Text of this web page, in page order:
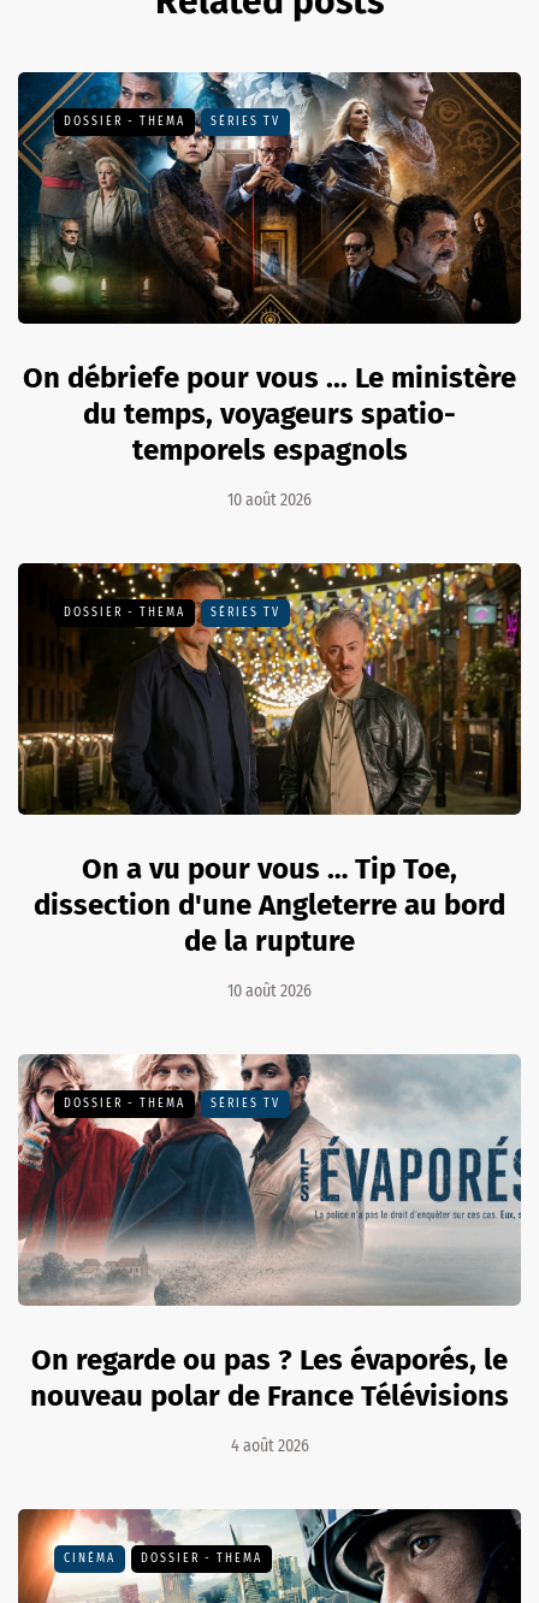
DOSSIER - THEMA SÉRIES TV
On débriefe pour vous ... Le ministère
du temps, voyageurs spatio-
temporels espagnols
10 août 2026
DOSSIER - THEMA SÉRIES TV
On a vu pour vous … Tip Toe,
dissection d'une Angleterre au bord
de la rupture
10 août 2026
DOSSIER - THEMA SÉRIES TV
On regarde ou pas ? Les évaporés, le
nouveau polar de France Télévisions
4 août 2026
CINÉMA DOSSIER - THEMA